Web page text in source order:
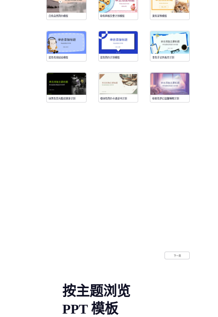
白色自然简约模版 粉色网格饮食计划模版 黄色宠物模版
蓝色毛线娃娃模版 蓝色简约计划模版 青色手记风格月计划
绿黑色荧光酷炫健身计划 橙绿色简约卡通读书计划 粉紫色梦幻温馨睡眠计划
下一页
按主题浏览
PPT 模板